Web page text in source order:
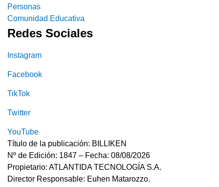
Personas
Comunidad Educativa
Redes Sociales
Instagram
Facebook
TikTok
Twitter
YouTube
Título de la publicación: BILLIKEN
Nº de Edición: 1847 – Fecha: 08/08/2026
Propietario: ATLANTIDA TECNOLOGÍA S.A.
Director Responsable: Euhen Matarozzo.